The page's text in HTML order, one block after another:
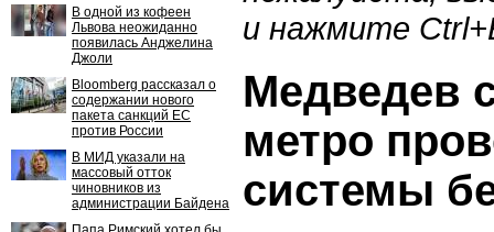
В одной из кофеен
Львова неожиданно
появилась Анджелина
Джоли
Bloomberg рассказал о
содержании нового
пакета санкций ЕС
против России
В МИД указали на
массовый отток
чиновников из
администрации Байдена
и нажмите
Медведев
метро
системы